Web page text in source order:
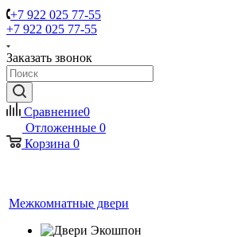
+7 922 025 77-55
+7 922 025 77-55
Заказать звонок
Сравнение0
Отложенные 0
Корзина 0
Межкомнатные двери